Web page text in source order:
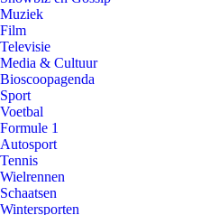
Muziek
Film
Televisie
Media & Cultuur
Bioscoopagenda
Sport
Voetbal
Formule 1
Autosport
Tennis
Wielrennen
Schaatsen
Wintersporten